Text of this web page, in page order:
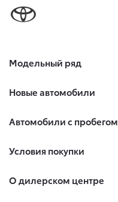
Модельный ряд
Новые автомобили
Автомобили с пробегом
Условия покупки
О дилерском центре